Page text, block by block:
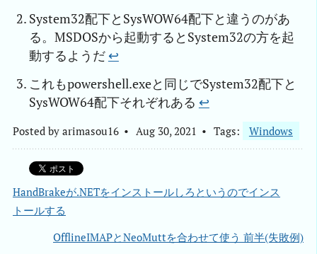
System32配下とSysWOW64配下と違うのがあ
る。MSDOSから起動するとSystem32の方を起
動するようだ↩︎
これもpowershell.exeと同じでSystem32配下と
SysWOW64配下それぞれある ↩︎
Posted by arimasou16 Aug 30, 2021 Tags: Windows
HandBrakeが.NETをインストールしろというのでインス
トールする
OfflineIMAPとNeoMuttを合わせて使う 前半(失敗例)